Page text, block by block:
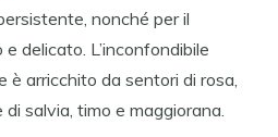
nonché per il
delicato. L’inconfondibile
arricchito da sentori di rosa,
salvia, timo e maggiorana.